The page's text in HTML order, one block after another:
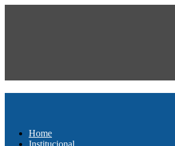
Home
Institucional